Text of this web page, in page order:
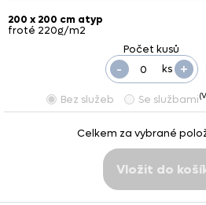
200 x 200 cm atyp
froté 220g/m2
ks +
-
Bez služeb Se službami
Celkem za vybrané
Vložit do